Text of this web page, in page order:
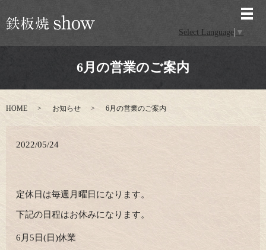
メ
Select Language ▼
6月の営業のご案内
HOME お知らせ 6月の営業のご案内
2022/05/24
定休日は毎週月曜日になります。
下記の日程はお休みになります。
6月5日(日)休業